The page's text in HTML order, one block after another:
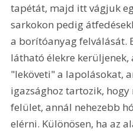
tapétát, majd itt vágjuk
sarkokon pedig
a borítóanyag felválását.
látható élekre
"leköveti" a lapolásokat,
igazsághoz tartozik,
felület, annál nehezebb
elérni. Különösen, ha az